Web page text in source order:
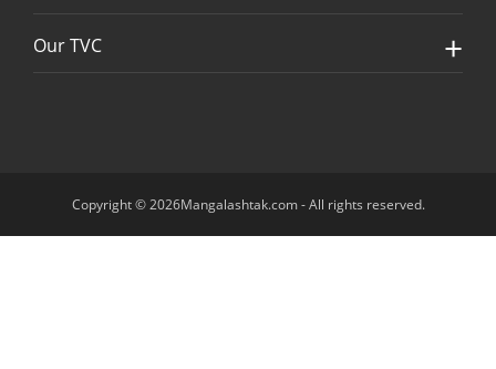
Our TVC
Copyright © 2026Mangalashtak.com - All rights reserved.